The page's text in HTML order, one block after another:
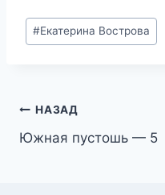
Метки
записи:
#Екатерина Вострова
Навигация
по
НАЗАД
Южная пустошь — 5